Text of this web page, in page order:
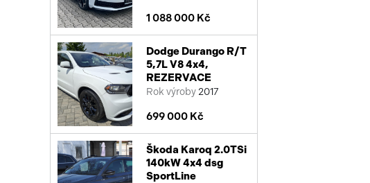
1 088 000 Kč
Dodge Durango R/T
5,7L V8 4x4,
REZERVACE
Rok výroby 2017
699 000 Kč
Škoda Karoq 2.0TSi
140kW 4x4 dsg
SportLine